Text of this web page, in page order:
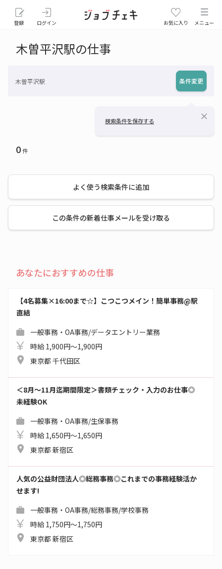
登録 ログイン お気に入り メニュー
木曽平沢駅の仕事
木曽平沢駅 条件変更
検索条件を保存する close
0件
よく使う検索条件に追加
この条件の新着仕事メールを受け取る
あなたにおすすめの仕事
【4名募集×16:00まで☆】こつこつメイン！簡単事務@駅
直結
一般事務・OA事務/データエントリー業務
時給 1,900円～1,900円
東京都 千代田区
＜8月～11月迄期間限定＞書類チェック・入力のお仕事◎
未経験OK
一般事務・OA事務/生保事務
時給 1,650円～1,650円
東京都 新宿区
人気の公益財団法人◎総務事務◎これまでの事務経験活か
せます!
一般事務・OA事務/総務事務/学校事務
時給 1,750円～1,750円
東京都 新宿区